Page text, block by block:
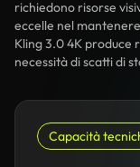
richiedono risorse
eccelle nel
Kling 3.0 4K produce
necessità di scatti di
Capacità